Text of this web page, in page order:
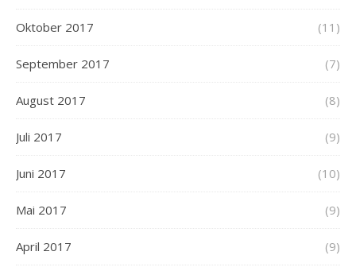
Oktober 2017 (11)
September 2017 (7)
August 2017 (8)
Juli 2017 (9)
Juni 2017 (10)
Mai 2017 (9)
April 2017 (9)